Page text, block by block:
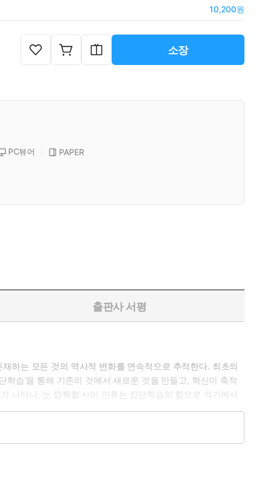
10,200원
소장
PC뷰어 PAPER
출판사 서평
하는 모든 것의 역사적 변화를 연속적으로 추적한다. 최초의
습’을 통해 기존의 것에서 새로운 것을 만들고, 혁신이 축적
나타나, 눈 깜짝할 사이 인류는 집단학습의 힘으로 석기에서